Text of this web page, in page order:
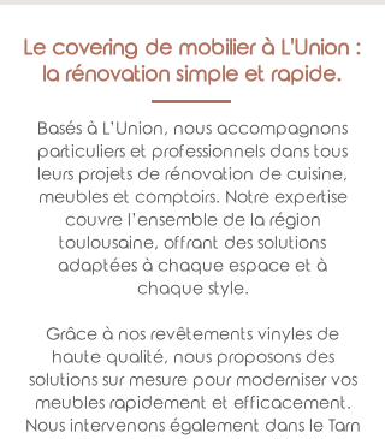
Le covering de mobilier à L'Union :
la rénovation simple et rapide.
Basés à L’Union, nous accompagnons
particuliers et professionnels dans tous
leurs projets de rénovation de cuisine,
meubles et comptoirs. Notre expertise
couvre l’ensemble de la région
toulousaine, offrant des solutions
adaptées à chaque espace et à
chaque style.
Grâce à nos revêtements vinyles de
haute qualité, nous proposons des
solutions sur mesure pour moderniser vos
meubles rapidement et efficacement.
Nous intervenons également dans le Tarn